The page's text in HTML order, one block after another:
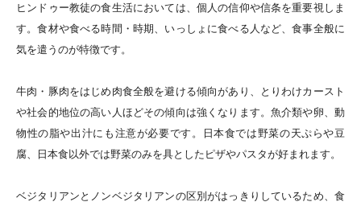
ヒンドゥー教徒の食生活においては、個人の信仰や信条を重要視しま
す。食材や食べる時間・時期、いっしょに食べる人など、食事全般に
気を遣うのが特徴です。
牛肉・豚肉をはじめ肉食全般を避ける傾向があり、とりわけカースト
や社会的地位の高い人ほどその傾向は強くなります。魚介類や卵、動
物性の脂や出汁にも注意が必要です。日本食では野菜の天ぷらや豆
腐、日本食以外では野菜のみを具としたピザやパスタが好まれます。
ベジタリアンとノンベジタリアンの区別がはっきりしているため、食